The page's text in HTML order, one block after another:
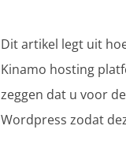
Dit artikel legt uit
Kinamo hosting
zeggen dat u voor
Wordpress zodat